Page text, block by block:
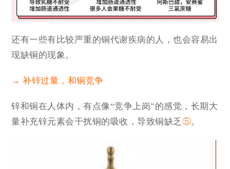
还有一些有比较严重的铜代谢疾病的人，也会容易出
现缺铜的现象。
→ 补锌过量，和铜竞争
锌和铜在人体内，有点像“竞争上岗”的感觉，长期大
量补充锌元素会干扰铜的吸收，导致铜缺乏 ⑤。